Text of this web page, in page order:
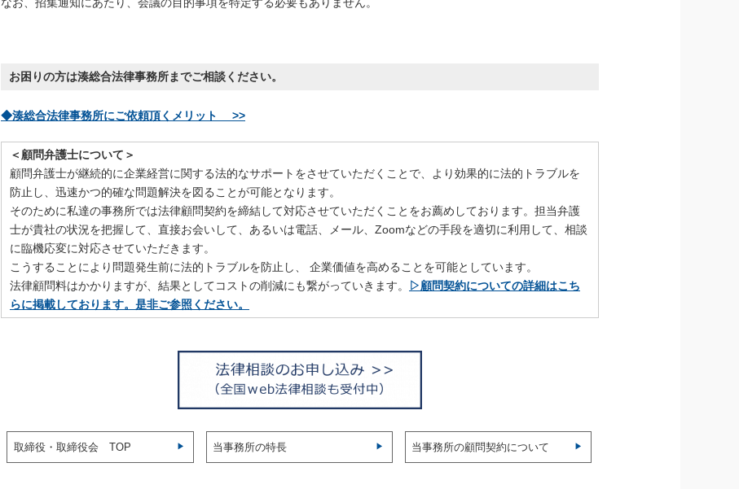
お困りの方は湊総合法律事務所までご相談ください。
◆湊総合法律事務所にご依頼頂くメリット >>
＜顧問弁護士について＞
顧問弁護士が継続的に企業経営に関する法的なサポートをさせていただくことで、より効果的に法的トラブルを
防止し、迅速かつ的確な問題解決を図ることが可能となります。
そのために私達の事務所では法律顧問契約を締結して対応させていただくことをお薦めしております。担当弁護
士が貴社の状況を把握して、直接お会いして、あるいは電話、メール、Zoomなどの手段を適切に利用して、相談
に臨機応変に対応させていただきます。
こうすることにより問題発生前に法的トラブルを防止し、 企業価値を高めることを可能としています。
法律顧問料はかかりますが、結果としてコストの削減にも繋がっていきます。
▷顧問契約についての詳細はこち
らに掲載しております。是非ご参照ください。
取締役・取締役会 TOP 当事務所の特長 当事務所の顧問契約について